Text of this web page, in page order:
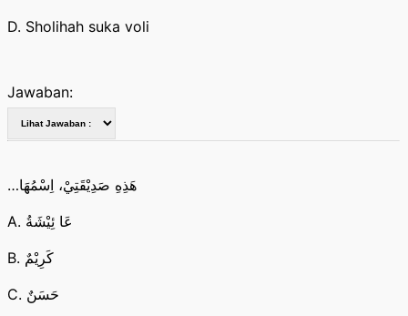
D. Sholihah suka voli
Jawaban:
…هَذِهِ صَدِيْقَتِيْ، اِسْمُهَا
A. عَا ئِيْشَةُ
B. كَرِيْمٌ
C. حَسَنٌ